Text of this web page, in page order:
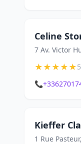
Celine
7 Av. Victor
★★★★★
📞
Kieffer
1 Rue